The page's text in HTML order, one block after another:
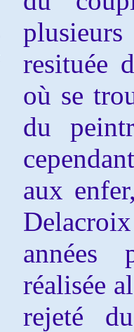
resituée
où se
du
aux
réalisée
rejeté